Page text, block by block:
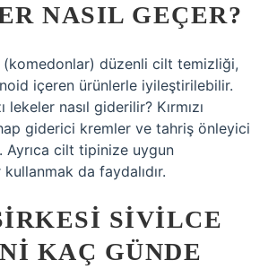
NASIL GEÇER?
(komedonlar) düzenli cilt temizliği,
içeren ürünlerle iyileştirilebilir.
lekeler nasıl giderilir? Kırmızı
giderici kremler ve tahriş önleyici
Ayrıca cilt tipinize uygun
da faydalıdır.
SIVILCE
KAÇ GÜNDE